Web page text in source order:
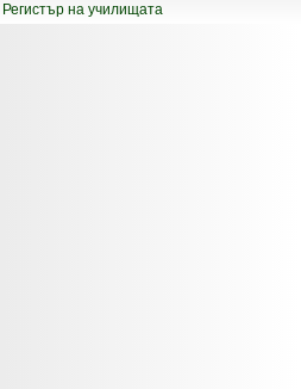
Регистър на училищата